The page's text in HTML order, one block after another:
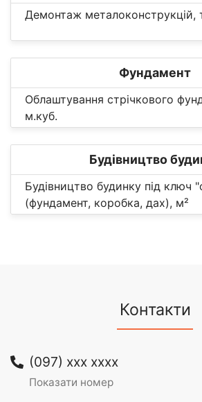
Демонтаж металоконструкцій,
Фундамент
Облаштування стрічкового
м.куб.
Будівництво
Будівництво будинку під ключ
(фундамент, коробка, дах), м²
Контакти
(097) xxx xxxx
Показати номер